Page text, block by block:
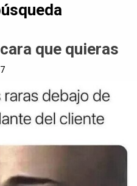
que quieras